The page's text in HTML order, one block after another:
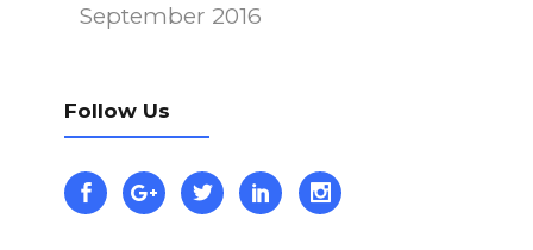
September 2016
Follow Us